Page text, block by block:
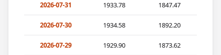
2026-07-31 1933.78 1847.47
2026-07-30 1934.58 1892.20
2026-07-29 1929.90 1873.62